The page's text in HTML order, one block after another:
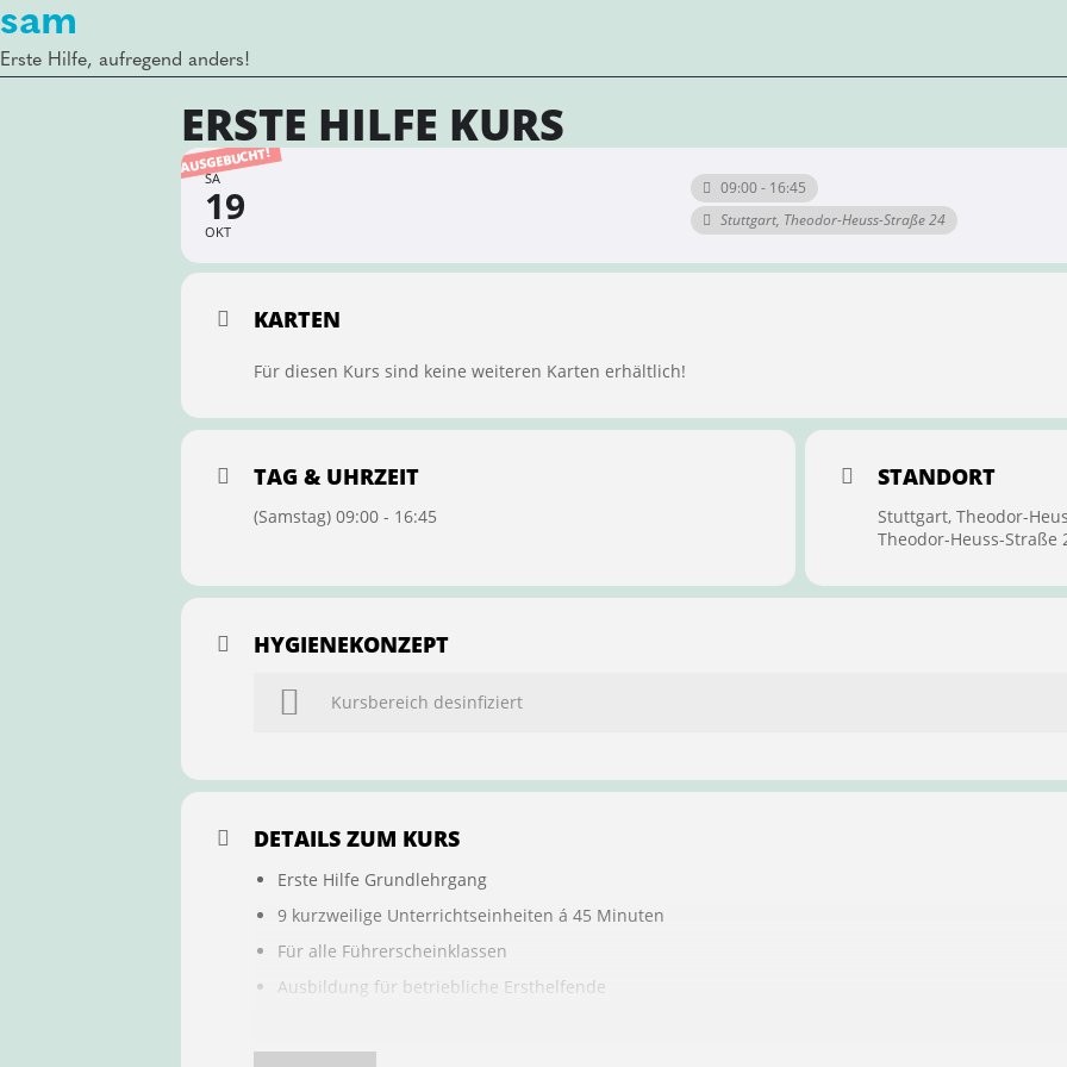
sam
Erste Hilfe, aufregend anders!
ERSTE HILFE KURS
AUSGEBUCHT!
SA
19
OKT
09:00 - 16:45
Stuttgart, Theodor-Heuss-Straße 24
KARTEN
Für diesen Kurs sind keine weiteren Karten erhältlich!
TAG & UHRZEIT
(Samstag) 09:00 - 16:45
STANDORT
Stuttgart, Theodor-
Theodor-Heuss-Straße
HYGIENEKONZEPT
Kursbereich desinfiziert
DETAILS ZUM KURS
Erste Hilfe Grundlehrgang
9 kurzweilige Unterrichtseinheiten á 45 Minuten
Für alle Führerscheinklassen
Ausbildung für betriebliche Ersthelfende